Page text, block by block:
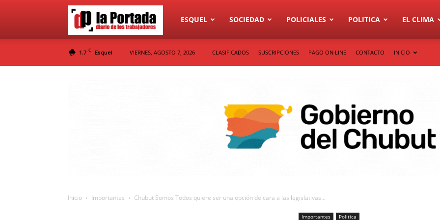
Diario
La
ESQUEL SOCIEDAD POLICIALES POLITICA EL CLIMA
1.7 C Esquel VIERNES, AGOSTO 7, 2026 CLASIFICADOS SUSCRIPCIONES PAGO ON LINE CONTACTO INICIO
Inicio Importantes Chubut Somos Todos quiere ser una opción de cara a las legislativas...
Importantes Politica